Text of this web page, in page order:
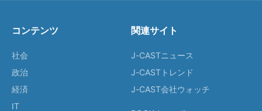
コンテンツ
社会
政治
経済
IT
関連サイト
J-CASTニュース
J-CASTトレンド
J-CAST会社ウォッチ